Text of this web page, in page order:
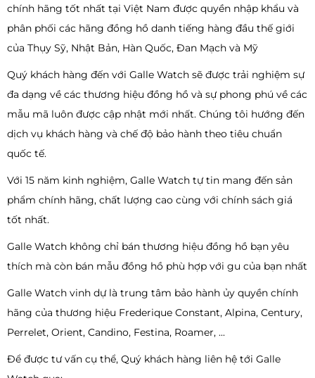
chính hãng tốt nhất tại Việt Nam được quyền nhập khẩu và
phân phối các hãng đồng hồ danh tiếng hàng đầu thế giới
của Thụy Sỹ, Nhật Bản, Hàn Quốc, Đan Mạch và Mỹ
Quý khách hàng đến với Galle Watch sẽ được trải nghiệm sự
đa dạng về các thương hiệu đồng hồ và sự phong phú về các
mẫu mã luôn được cập nhật mới nhất. Chúng tôi hướng đến
dịch vụ khách hàng và chế độ bảo hành theo tiêu chuẩn
quốc tế.
Với 15 năm kinh nghiệm, Galle Watch tự tin mang đến sản
phẩm chính hãng, chất lượng cao cùng với chính sách giá
tốt nhất.
Galle Watch không chỉ bán thương hiệu đồng hồ bạn yêu
thích mà còn bán mẫu đồng hồ phù hợp với gu của bạn nhất
Galle Watch vinh dự là trung tâm bảo hành ủy quyền chính
hãng của thương hiệu Frederique Constant, Alpina, Century,
Perrelet, Orient, Candino, Festina, Roamer, ...
Để được tư vấn cụ thể, Quý khách hàng liên hệ tới Galle